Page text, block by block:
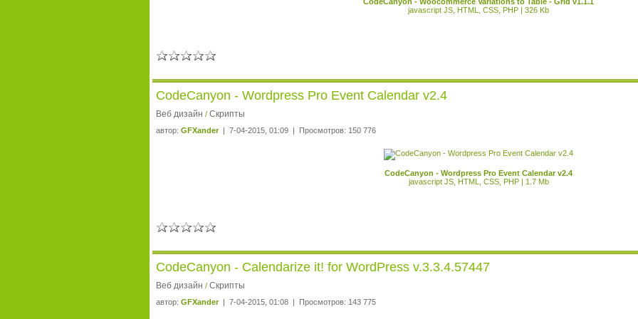
javascript JS, HTML, CSS, PHP | 326 Kb
CodeCanyon - Wordpress Pro Event Calendar v2.4
Веб дизайн / Скрипты
автор: GFXander| 7-04-2015, 01:09 | Просмотров: 150 776
CodeCanyon - Wordpress Pro Event Calendar v2.4
javascript JS, HTML, CSS, PHP | 1.7 Mb
CodeCanyon - Calendarize it! for WordPress v.3.3.4.57447
Веб дизайн / Скрипты
автор: GFXander| 7-04-2015, 01:08 | Просмотров: 143 775